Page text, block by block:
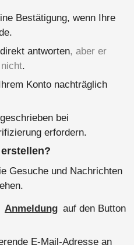
Bestätigung, wenn Ihre
antworten, aber er
.
Konto nachträglich
bei
erfordern.
Gesuche und Nachrichten
Anmeldung auf den Button
E-Mail-Adresse an